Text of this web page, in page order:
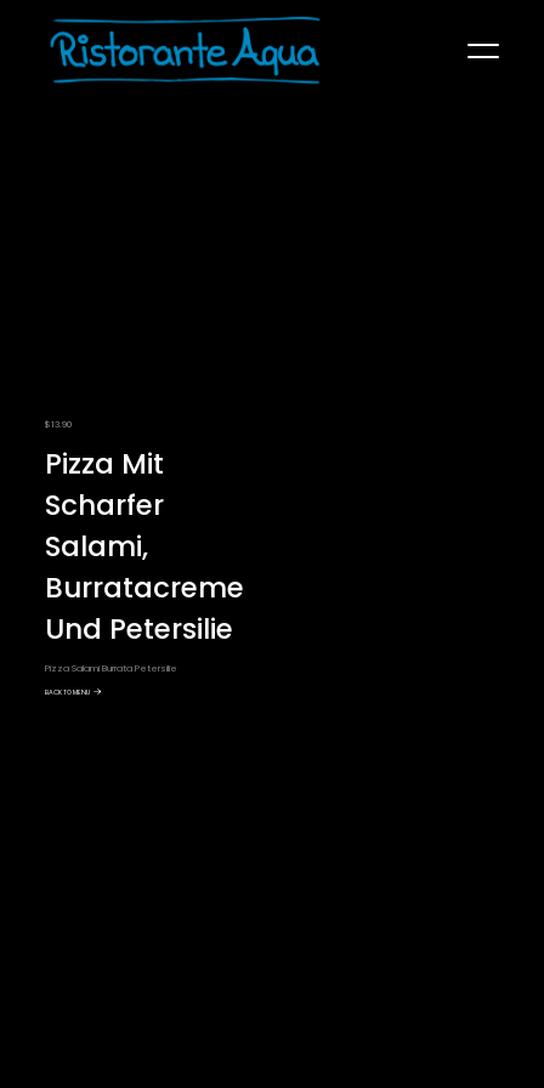
SPEISEKARTE
ÜBER UNS
$13.90
Pizza Mit
Scharfer
Salami,
Burratacreme
Und Petersilie
Pizza Salami Burrata Petersilie
BACK TO MENU